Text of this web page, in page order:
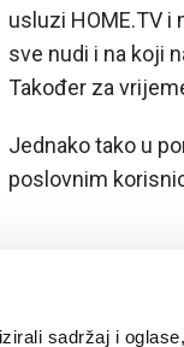
sadržaj i
usluzi HOME.TV
sve nudi i na koji
Također za
Jednako tako u
poslovnim